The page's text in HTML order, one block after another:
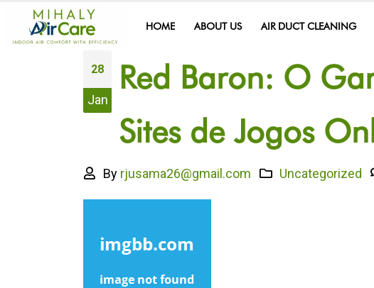
HOME ABOUT US AIR DUCT CLEANING
28
Jan
Red Baron: O
Sites de Jogos
By rjusama26@gmail.com Uncategorized